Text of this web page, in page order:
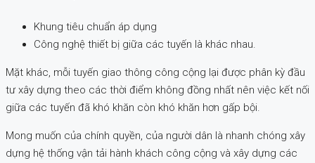
Khung tiêu chuẩn áp dụng
Công nghệ thiết bị giữa các tuyến là khác nhau.
Mặt khác, mỗi tuyến giao thông công cộng lại được phân kỳ đầu
tư xây dựng theo các thời điểm không đồng nhất nên việc kết nối
giữa các tuyến đã khó khăn còn khó khăn hơn gấp bội.
Mong muốn của chính quyền, của người dân là nhanh chóng xây
dựng hệ thống vận tải hành khách công cộng và xây dựng các